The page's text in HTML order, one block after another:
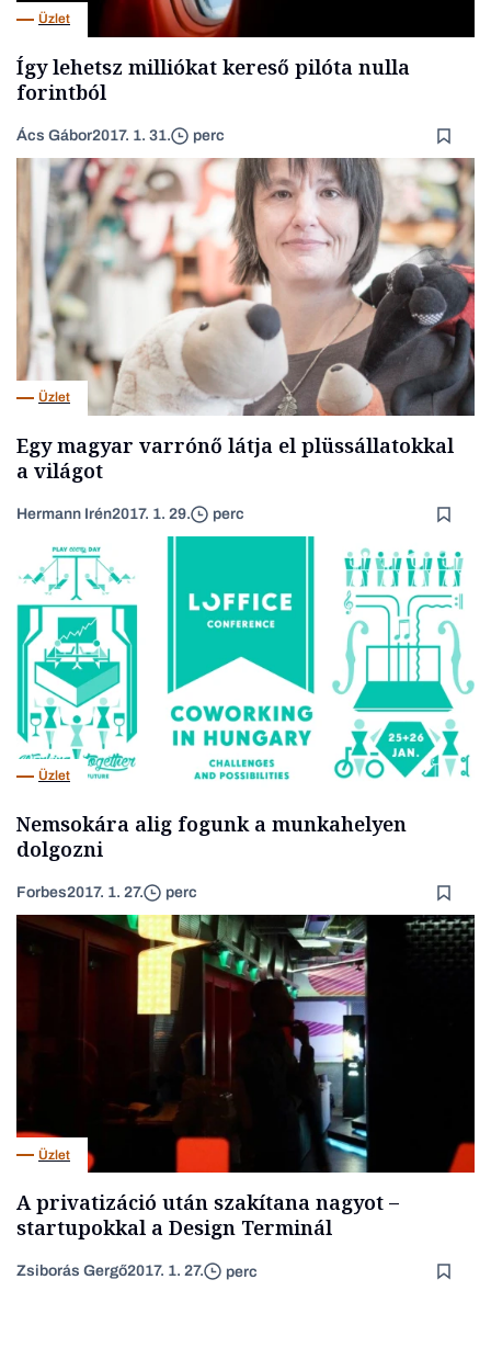
Üzlet
Így lehetsz milliókat kereső pilóta nulla
forintból
Ács Gábor2017. 1. 31. perc
Üzlet
Egy magyar varrónő látja el plüssállatokkal
a világot
Hermann Irén2017. 1. 29. perc
Üzlet
Nemsokára alig fogunk a munkahelyen
dolgozni
Forbes2017. 1. 27. perc
Üzlet
A privatizáció után szakítana nagyot –
startupokkal a Design Terminál
Zsiborás Gergő2017. 1. 27. perc